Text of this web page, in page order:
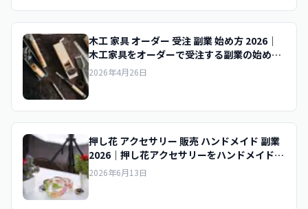
木工 家具 オーダー 受注 副業 始め方 2026｜
木工家具をオーダーで受注する副業の始め方
と工房不要の進め方
2026年4月26日
押し花 アクセサリー 販売 ハンドメイド 副業
2026｜押し花アクセサリーをハンドメイド販
売する副業の始め方
2026年6月13日